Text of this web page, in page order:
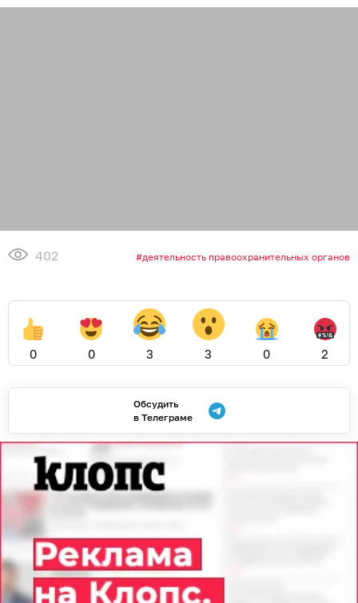
402 деятельность правоохранительных органов
0 0 3 3 0 2
Обсудить
в Телеграме